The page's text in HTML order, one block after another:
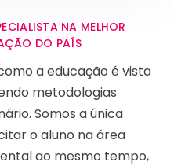
NA MELHOR
DO PAÍS
a educação é vista
metodologias
Somos a única
o aluno na área
ao mesmo tempo,